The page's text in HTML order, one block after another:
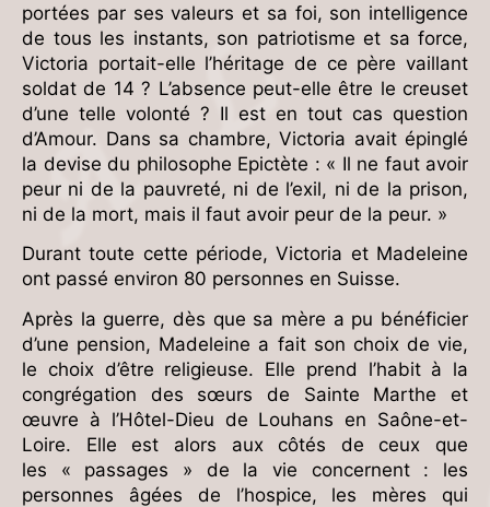
portées par ses valeurs et sa foi, son intelligence
de tous les instants, son patriotisme et sa force,
Victoria portait-elle l’héritage de ce père vaillant
soldat de 14 ? L’absence peut-elle être le creuset
d’une telle volonté ? Il est en tout cas question
d’Amour. Dans sa chambre, Victoria avait épinglé
la devise du philosophe Epictète : « Il ne faut avoir
peur ni de la pauvreté, ni de l’exil, ni de la prison,
ni de la mort, mais il faut avoir peur de la peur. »
Durant toute cette période, Victoria et Madeleine
ont passé environ 80 personnes en Suisse.
Après la guerre, dès que sa mère a pu bénéficier
d’une pension, Madeleine a fait son choix de vie,
le choix d’être religieuse. Elle prend l’habit à la
congrégation des sœurs de Sainte Marthe et
œuvre à l’Hôtel-Dieu de Louhans en Saône-et-
Loire. Elle est alors aux côtés de ceux que
les « passages » de la vie concernent : les
personnes âgées de l’hospice, les mères qui